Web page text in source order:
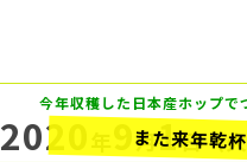
今年収穫した日本産ホップで
2020 9月1日（
また来年乾